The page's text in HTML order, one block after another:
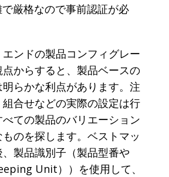
で厳格なので事前認証が必
ンドの製品コンフィグレー
からすると、製品ベースの
らかな利点があります。注
合せなどの実際の設定は行
ての製品のバリエーション
のを探します。ベストマッ
製品識別子（製品型番や
Unit））を使用して、